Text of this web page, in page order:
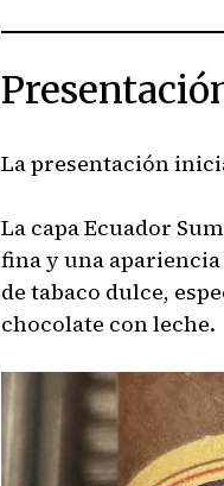
La presentación
La capa Ecuador
fina y una
de tabaco dulce,
chocolate con leche.